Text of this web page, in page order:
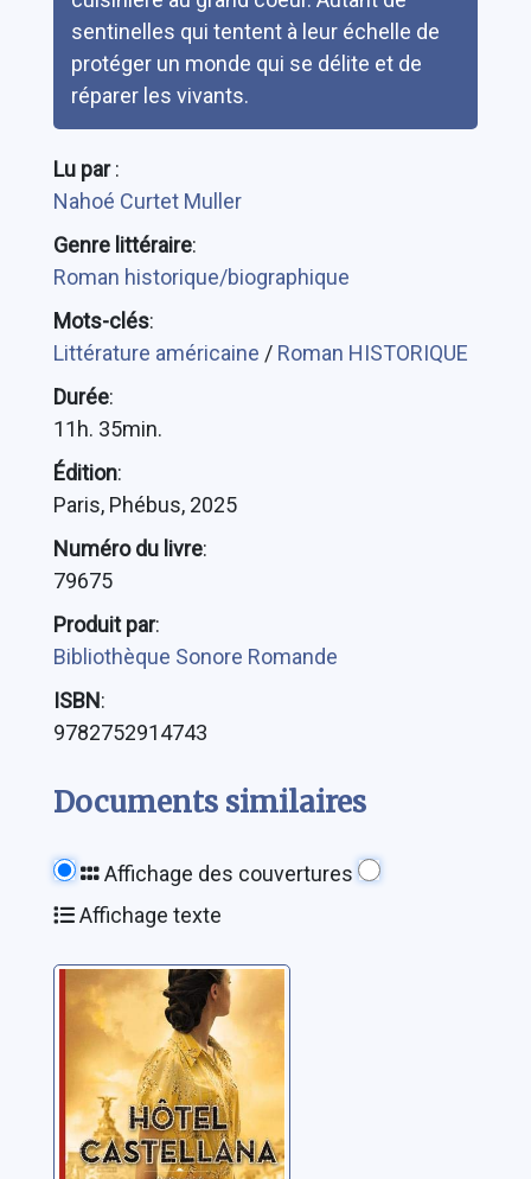
sentinelles qui tentent à leur échelle de
protéger un monde qui se délite et de
réparer les vivants.
Lu par:
Nahoé Curtet Muller
Genre littéraire:
Roman historique/biographique
Mots-clés:
Littérature américaine / Roman HISTORIQUE
Durée:
11h. 35min.
Édition:
Paris, Phébus, 2025
Numéro du livre:
79675
Produit par:
Bibliothèque Sonore Romande
ISBN:
9782752914743
Documents similaires
Affichage des couvertures
Affichage texte
Hôtel Castellana
Sepetys, Ruta